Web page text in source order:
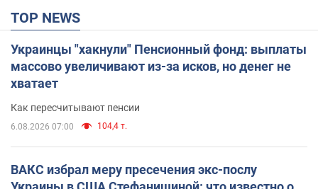
TOP NEWS
Украинцы "хакнули" Пенсионный фонд: выплаты
массово увеличивают из-за исков, но денег не
хватает
Как пересчитывают пенсии
6.08.2026 07:00 104,4 т.
ВАКС избрал меру пресечения экс-послу